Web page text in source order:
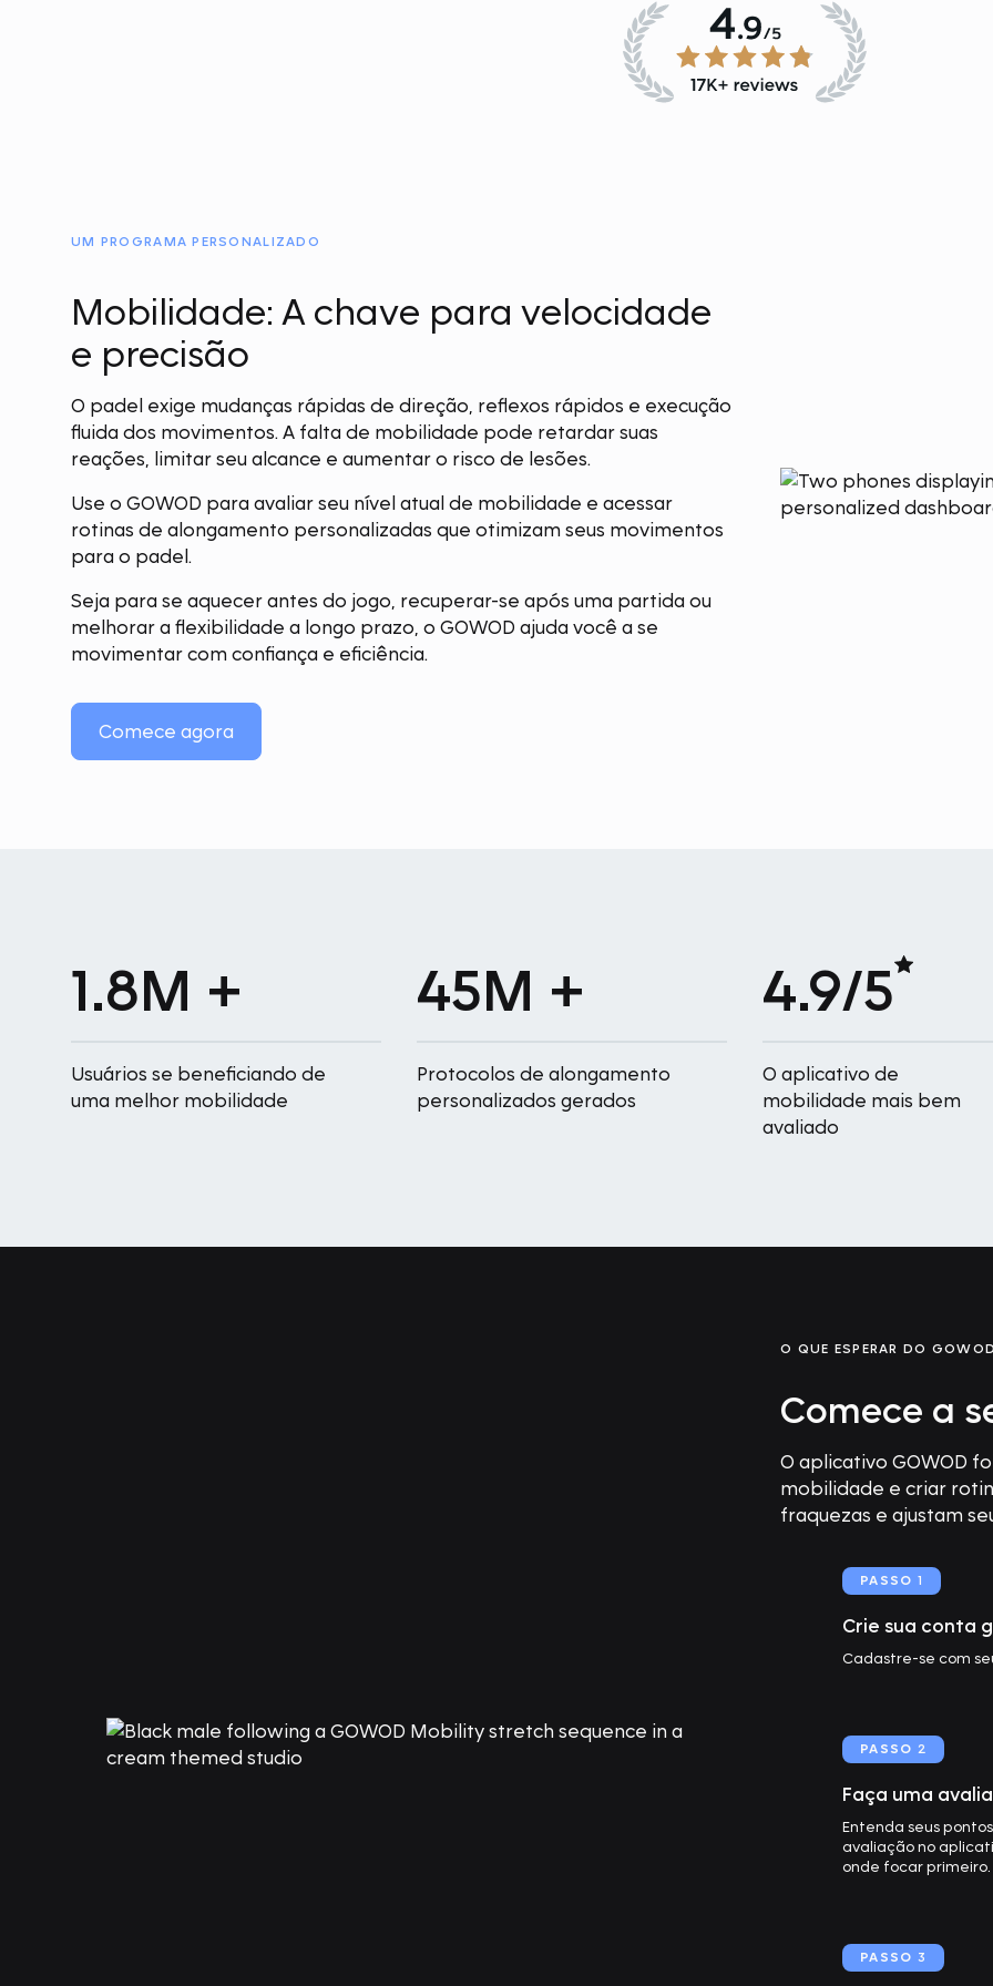
UM PROGRAMA PERSONALIZADO
Mobilidade: A chave para velocidade
e precisão
O padel exige mudanças rápidas de direção, reflexos rápidos e execução
fluida dos movimentos. A falta de mobilidade pode retardar suas
reações, limitar seu alcance e aumentar o risco de lesões.
Use o GOWOD para avaliar seu nível atual de mobilidade e acessar
rotinas de alongamento personalizadas que otimizam seus movimentos
para o padel.
Seja para se aquecer antes do jogo, recuperar-se após uma partida ou
melhorar a flexibilidade a longo prazo, o GOWOD ajuda você a se
movimentar com confiança e eficiência.
Comece agora
1.8M +
Usuários se beneficiando de
uma melhor mobilidade
45M +
Protocolos de alongamento
personalizados gerados
4.9/5
O aplicativo de
mobilidade mais bem
avaliado
O QUE ESPERAR DO GOWOD
Comece a
O aplicativo GOWOD
mobilidade e criar
fraquezas e ajustam
PASSO 1
Crie sua conta
Cadastre-se com
PASSO 2
Faça uma
Entenda seus
avaliação no
onde focar primeiro.
PASSO 3